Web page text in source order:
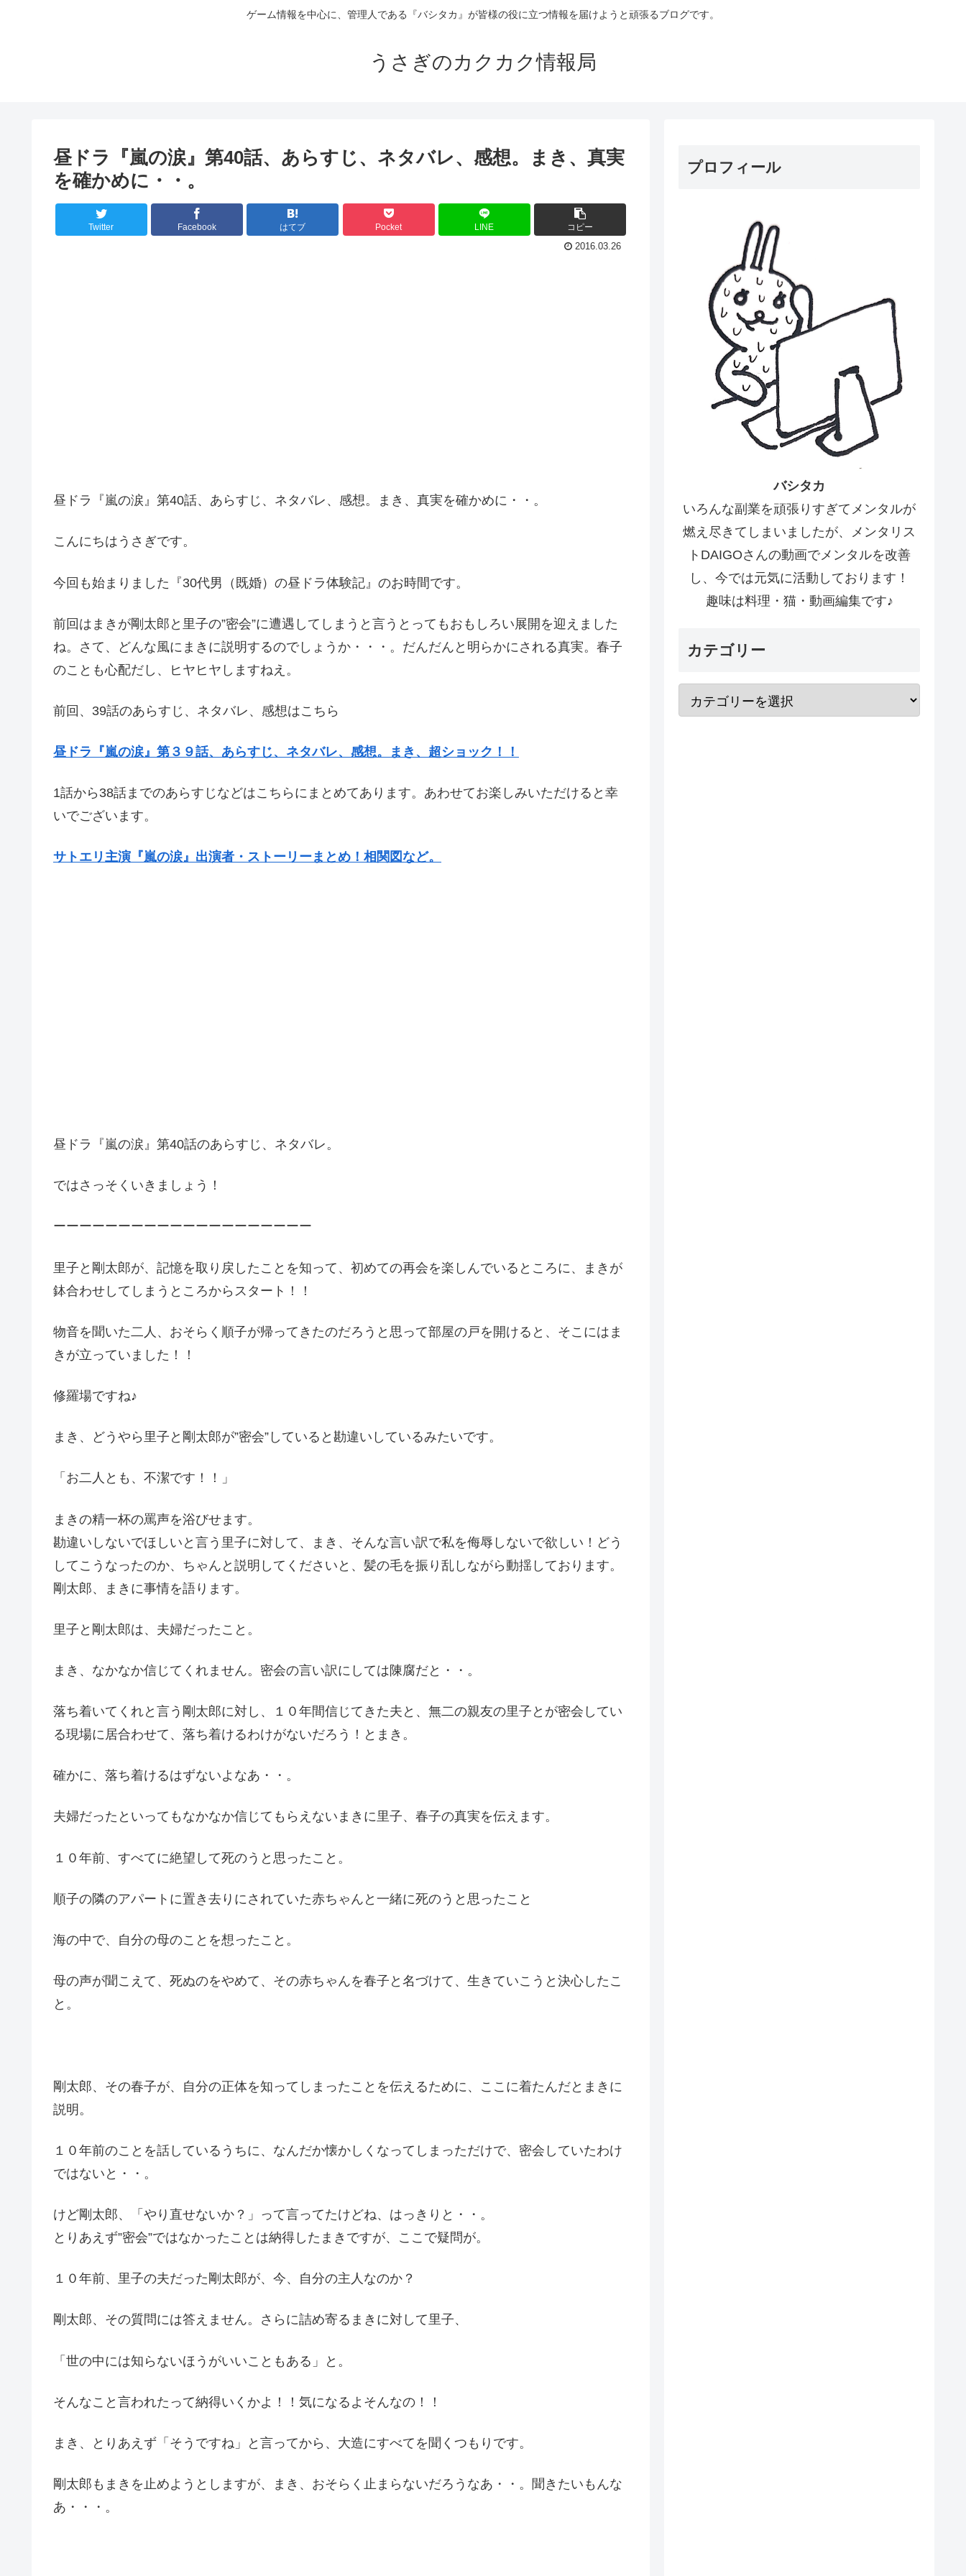
ゲーム情報を中心に、管理人である『バシタカ』が皆様の役に立つ情報を届けようと頑張るブログです。
うさぎのカクカク情報局
昼ドラ『嵐の涙』第40話、あらすじ、ネタバレ、感想。まき、真実
を確かめに・・。
Twitter Facebook はてブ Pocket LINE
コピー
2016.03.26
昼ドラ『嵐の涙』第40話、あらすじ、ネタバレ、感想。まき、真実を確かめに・・。
こんにちはうさぎです。
今回も始まりました『30代男（既婚）の昼ドラ体験記』のお時間です。
前回はまきが剛太郎と里子の”密会”に遭遇してしまうと言うとってもおもしろい展開を迎えました
ね。さて、どんな風にまきに説明するのでしょうか・・・。だんだんと明らかにされる真実。春子
のことも心配だし、ヒヤヒヤしますねえ。
前回、39話のあらすじ、ネタバレ、感想はこちら
昼ドラ『嵐の涙』第３９話、あらすじ、ネタバレ、感想。まき、超ショック！！
1話から38話までのあらすじなどはこちらにまとめてあります。あわせてお楽しみいただけると幸
いでございます。
サトエリ主演『嵐の涙』出演者・ストーリーまとめ！相関図など。
昼ドラ『嵐の涙』第40話のあらすじ、ネタバレ。
ではさっそくいきましょう！
ーーーーーーーーーーーーーーーーーーーー
里子と剛太郎が、記憶を取り戻したことを知って、初めての再会を楽しんでいるところに、まきが
鉢合わせしてしまうところからスタート！！
物音を聞いた二人、おそらく順子が帰ってきたのだろうと思って部屋の戸を開けると、そこにはま
きが立っていました！！
修羅場ですね♪
まき、どうやら里子と剛太郎が”密会”していると勘違いしているみたいです。
「お二人とも、不潔です！！」
まきの精一杯の罵声を浴びせます。
勘違いしないでほしいと言う里子に対して、まき、そんな言い訳で私を侮辱しないで欲しい！どう
してこうなったのか、ちゃんと説明してくださいと、髪の毛を振り乱しながら動揺しております。
剛太郎、まきに事情を語ります。
里子と剛太郎は、夫婦だったこと。
まき、なかなか信じてくれません。密会の言い訳にしては陳腐だと・・。
落ち着いてくれと言う剛太郎に対し、１０年間信じてきた夫と、無二の親友の里子とが密会してい
る現場に居合わせて、落ち着けるわけがないだろう！とまき。
確かに、落ち着けるはずないよなあ・・。
夫婦だったといってもなかなか信じてもらえないまきに里子、春子の真実を伝えます。
１０年前、すべてに絶望して死のうと思ったこと。
順子の隣のアパートに置き去りにされていた赤ちゃんと一緒に死のうと思ったこと
海の中で、自分の母のことを想ったこと。
母の声が聞こえて、死ぬのをやめて、その赤ちゃんを春子と名づけて、生きていこうと決心したこ
と。
剛太郎、その春子が、自分の正体を知ってしまったことを伝えるために、ここに着たんだとまきに
説明。
１０年前のことを話しているうちに、なんだか懐かしくなってしまっただけで、密会していたわけ
ではないと・・。
けど剛太郎、「やり直せないか？」って言ってたけどね、はっきりと・・。
とりあえず”密会”ではなかったことは納得したまきですが、ここで疑問が。
１０年前、里子の夫だった剛太郎が、今、自分の主人なのか？
剛太郎、その質問には答えません。さらに詰め寄るまきに対して里子、
「世の中には知らないほうがいいこともある」と。
そんなこと言われたって納得いくかよ！！気になるよそんなの！！
まき、とりあえず「そうですね」と言ってから、大造にすべてを聞くつもりです。
剛太郎もまきを止めようとしますが、まき、おそらく止まらないだろうなあ・・。聞きたいもんな
あ・・・。
プロフィール
バシタカ
いろんな副業を頑張りすぎてメンタルが
燃え尽きてしまいましたが、メンタリス
トDAIGOさんの動画でメンタルを改善
し、今では元気に活動しております！
趣味は料理・猫・動画編集です♪
カテゴリー